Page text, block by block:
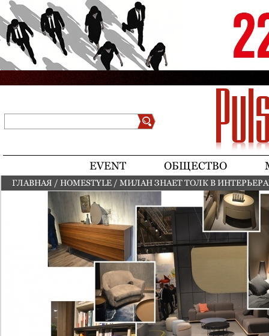
Jump to navigation
EVENT ОБЩЕСТВО
ВЫ ЗДЕСЬ
ГЛАВНАЯ / HOMESTYLE / МИЛАН ЗНАЕТ ТОЛК В